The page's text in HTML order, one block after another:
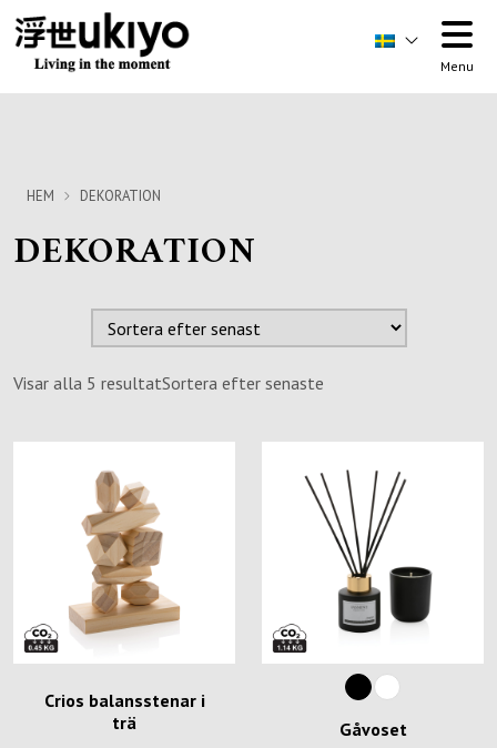
Menu
HEM DEKORATION
DEKORATION
Visar alla 5 resultatSortera efter senaste
Crios balansstenar i
trä
Gåvoset